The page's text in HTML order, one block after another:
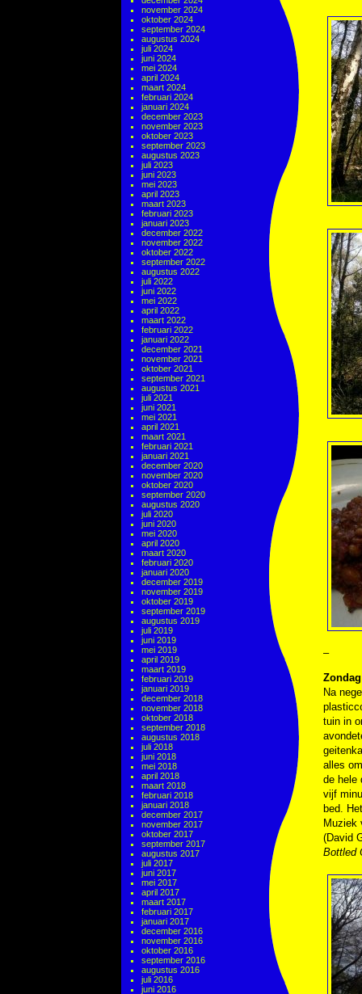
november 2024
oktober 2024
september 2024
augustus 2024
juli 2024
juni 2024
mei 2024
april 2024
maart 2024
februari 2024
januari 2024
december 2023
november 2023
oktober 2023
september 2023
augustus 2023
juli 2023
juni 2023
mei 2023
april 2023
maart 2023
februari 2023
januari 2023
december 2022
november 2022
oktober 2022
september 2022
augustus 2022
juli 2022
juni 2022
mei 2022
april 2022
maart 2022
februari 2022
januari 2022
december 2021
november 2021
oktober 2021
september 2021
augustus 2021
juli 2021
juni 2021
mei 2021
april 2021
maart 2021
februari 2021
januari 2021
december 2020
november 2020
oktober 2020
september 2020
augustus 2020
juli 2020
juni 2020
mei 2020
april 2020
maart 2020
februari 2020
januari 2020
december 2019
november 2019
oktober 2019
september 2019
augustus 2019
juli 2019
juni 2019
mei 2019
april 2019
maart 2019
februari 2019
januari 2019
december 2018
november 2018
oktober 2018
september 2018
augustus 2018
juli 2018
juni 2018
mei 2018
april 2018
maart 2018
februari 2018
januari 2018
december 2017
november 2017
oktober 2017
september 2017
augustus 2017
juli 2017
juni 2017
mei 2017
april 2017
maart 2017
februari 2017
januari 2017
december 2016
november 2016
oktober 2016
september 2016
augustus 2016
juli 2016
juni 2016
–
Na
tuin in
alles
de hele
vijf
bed.
Muziek
(David
Bottled